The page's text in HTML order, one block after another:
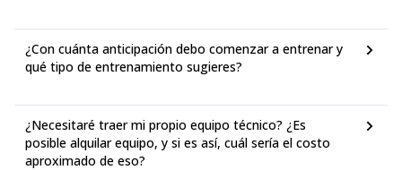
¿Con cuánta anticipación debo comenzar a entrenar y
qué tipo de entrenamiento sugieres?
¿Necesitaré traer mi propio equipo técnico? ¿Es
posible alquilar equipo, y si es así, cuál sería el costo
aproximado de eso?